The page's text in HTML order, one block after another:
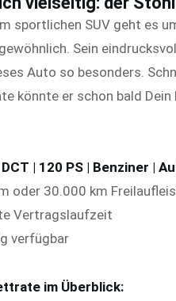
sportlichen SUV geht es
Sein
Auto so besonders.
könnte er schon bald Dein
| 120 PS | Benziner |
oder 30.000 km
Vertragslaufzeit
verfügbar
im Überblick: